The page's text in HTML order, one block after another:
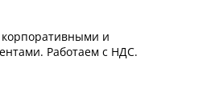
и
Работаем с НДС.